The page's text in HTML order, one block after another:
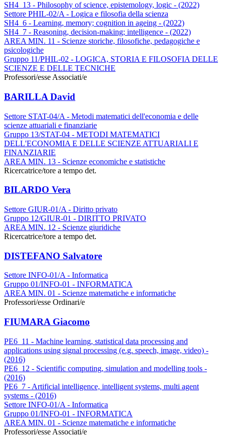
SH4_13 - Philosophy of science, epistemology, logic - (2022)
Settore PHIL-02/A - Logica e filosofia della scienza
SH4_6 - Learning, memory; cognition in ageing - (2022)
SH4_7 - Reasoning, decision-making; intelligence - (2022)
AREA MIN. 11 - Scienze storiche, filosofiche, pedagogiche e
psicologiche
Gruppo 11/PHIL-02 - LOGICA, STORIA E FILOSOFIA DELLE
SCIENZE E DELLE TECNICHE
Professori/esse Associati/e
BARILLA David
Settore STAT-04/A - Metodi matematici dell'economia e delle
scienze attuariali e finanziarie
Gruppo 13/STAT-04 - METODI MATEMATICI
DELL'ECONOMIA E DELLE SCIENZE ATTUARIALI E
FINANZIARIE
AREA MIN. 13 - Scienze economiche e statistiche
Ricercatrice/tore a tempo det.
BILARDO Vera
Settore GIUR-01/A - Diritto privato
Gruppo 12/GIUR-01 - DIRITTO PRIVATO
AREA MIN. 12 - Scienze giuridiche
Ricercatrice/tore a tempo det.
DISTEFANO Salvatore
Settore INFO-01/A - Informatica
Gruppo 01/INFO-01 - INFORMATICA
AREA MIN. 01 - Scienze matematiche e informatiche
Professori/esse Ordinari/e
FIUMARA Giacomo
PE6_11 - Machine learning, statistical data processing and
applications using signal processing (e.g. speech, image, video) -
(2016)
PE6_12 - Scientific computing, simulation and modelling tools -
(2016)
PE6_7 - Artificial intelligence, intelligent systems, multi agent
systems - (2016)
Settore INFO-01/A - Informatica
Gruppo 01/INFO-01 - INFORMATICA
AREA MIN. 01 - Scienze matematiche e informatiche
Professori/esse Associati/e